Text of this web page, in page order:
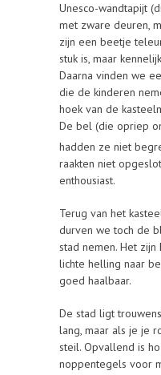
Unesco-wandtapijt
met zware deuren,
zijn een beetje
stuk is, maar
Daarna vinden we
die de kinderen
hoek van de
De bel (die opriep
hadden ze niet
raakten niet
enthousiast.
Terug van het
durven we toch de
stad nemen. Het zijn
lichte helling naar
goed haalbaar.
De stad ligt
lang, maar als je je
steil. Opvallend is
noppentegels voor